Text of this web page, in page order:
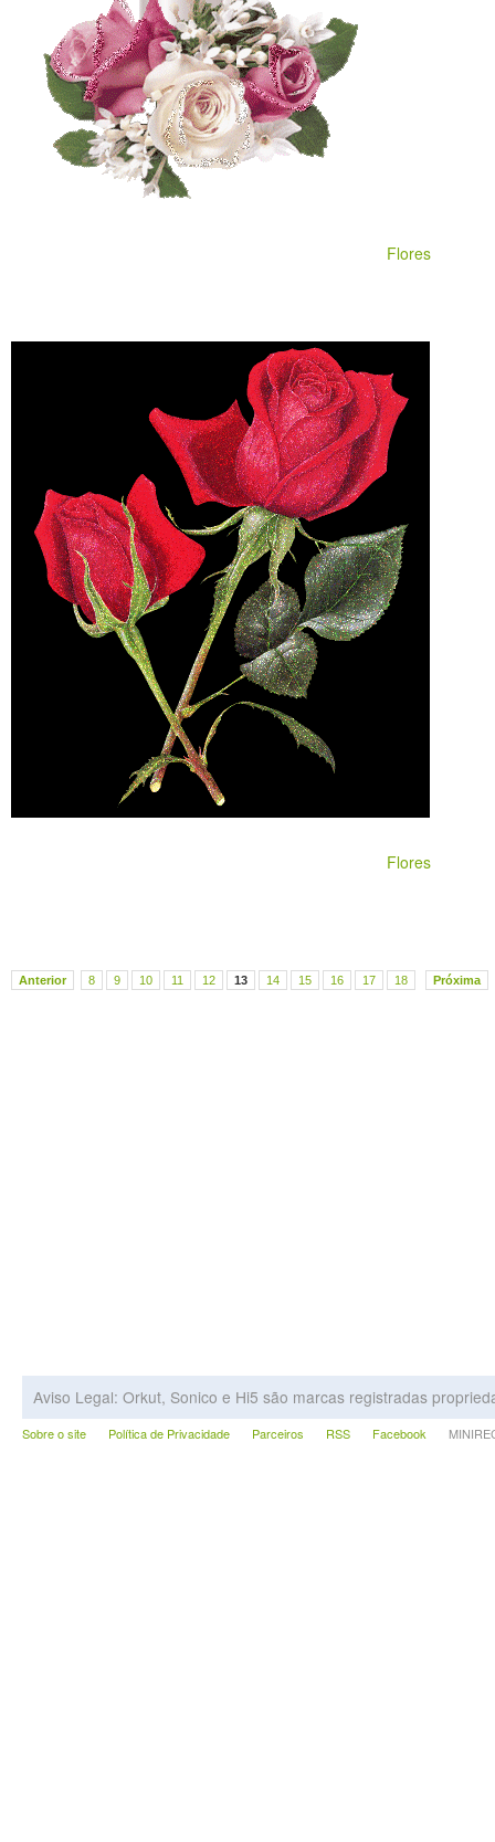
Flores
Flores
Anterior 8 9 10 11 12 13 14 15 16 17 18 Próxima
Aviso Legal: Orkut, Sonico e Hi5 são marcas registradas
Sobre o site Política de Privacidade Parceiros RSS Facebook